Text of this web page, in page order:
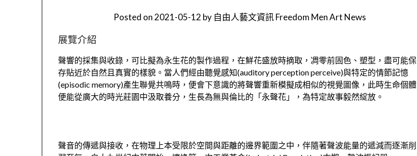
Posted on 2021-05-12 by 自由人藝文資訊 Freedom Men Art News
展覽介紹
聲響的採集與收錄，可比擬為永生花的製作過程，在鮮花盛放時摘取，凋零前固色、塑型，盡可能保
存貼近於自然且真實的樣貌。當人們經由聽覺感知(auditory perception perceive)與特定的情節記憶
(episodic memory)產生聯覺共鳴時，便會下意識的將聲響重新模擬成相似的視覺圖像，此時生命個體
便能從廣大的時光莊園中汲取養分，生長為無與倫比的「永聲花」，為特定故事毅然綻放。
聲音的傳遞與接收，在物理上本受限於空間與距離的邊界範圍之中，伴隨著聲波能量的遞減而逐漸削